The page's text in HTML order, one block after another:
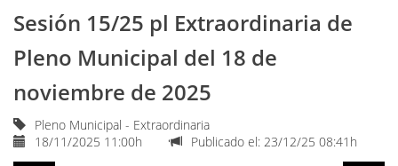
Sesión 15/25 pl Extraordinaria de
Pleno Municipal del 18 de
noviembre de 2025
Pleno Municipal - Extraordinaria
18/11/2025 11:00h
Publicado el: 23/12/25 08:41h